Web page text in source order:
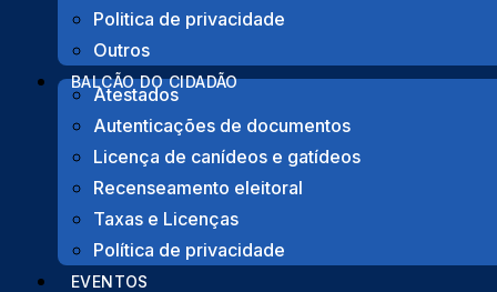
Politica de privacidade
Outros
BALCÃO DO CIDADÃO
Atestados
Autenticações de documentos
Licença de canídeos e gatídeos
Recenseamento eleitoral
Taxas e Licenças
Política de privacidade
EVENTOS
Facebook
TwitterLinkedIn
Share